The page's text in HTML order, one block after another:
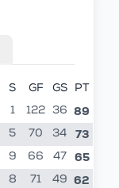
S GF GS PT
1 122 36 89
5 70 34 73
9 66 47 65
8 71 49 62